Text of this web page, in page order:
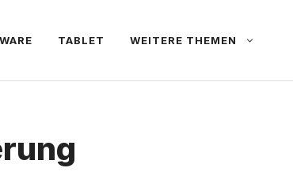
TABLET WEITERE THEMEN